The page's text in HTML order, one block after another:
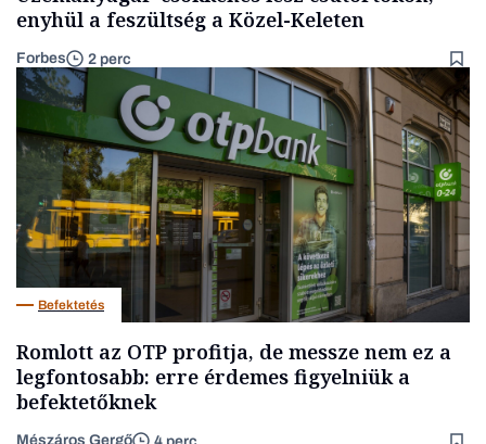
enyhül a feszültség a Közel-Keleten
Forbes 2 perc
Befektetés
Romlott az OTP profitja, de messze nem ez a
legfontosabb: erre érdemes figyelniük a
befektetőknek
Mészáros Gergő